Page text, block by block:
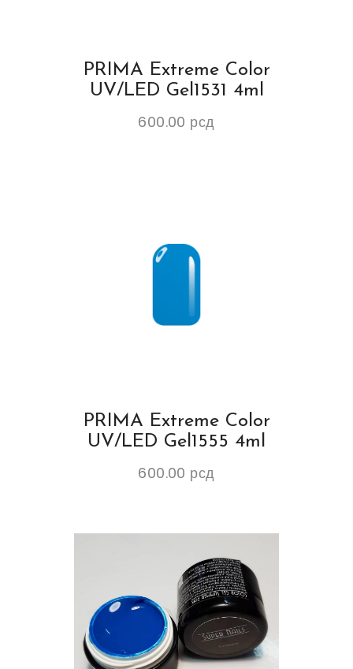
PRIMA Extreme Color
UV/LED Gel1531 4ml
600.00 рсд
PRIMA Extreme Color
UV/LED Gel1555 4ml
600.00 рсд